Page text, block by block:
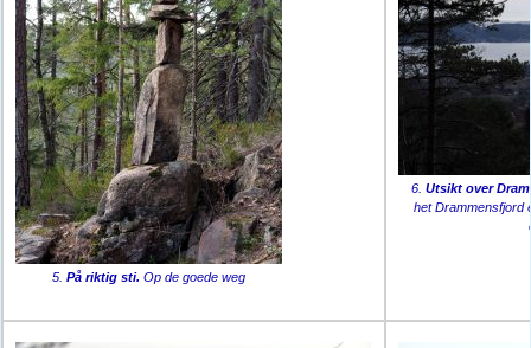
5.På riktig sti. Op de goede weg
6.Utsikt over
het Drammensfjord